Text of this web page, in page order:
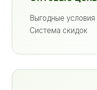
Выгодные условия
Система скидок